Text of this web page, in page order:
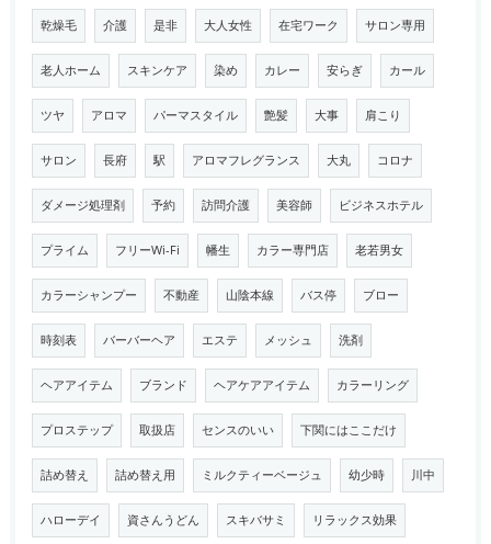
乾燥毛 介護 是非 大人女性 在宅ワーク サロン専用
老人ホーム スキンケア 染め カレー 安らぎ カール
ツヤ アロマ パーマスタイル 艶髪 大事 肩こり
サロン 長府 駅 アロマフレグランス 大丸 コロナ
ダメージ処理剤 予約 訪問介護 美容師 ビジネスホテル
プライム フリーWi-Fi 幡生 カラー専門店 老若男女
カラーシャンプー 不動産 山陰本線 バス停 ブロー
時刻表 バーバーヘア エステ メッシュ 洗剤
ヘアアイテム ブランド ヘアケアアイテム カラーリング
プロステップ 取扱店 センスのいい 下関にはここだけ
詰め替え 詰め替え用 ミルクティーベージュ 幼少時 川中
ハローデイ 資さんうどん スキバサミ リラックス効果